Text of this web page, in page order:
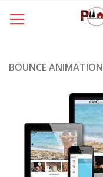
TO
CONTENT
BOUNCE ANIMATION